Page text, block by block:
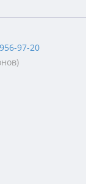
97-20